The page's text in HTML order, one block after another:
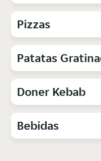
Pizzas
Patatas
Doner Kebab
Bebidas